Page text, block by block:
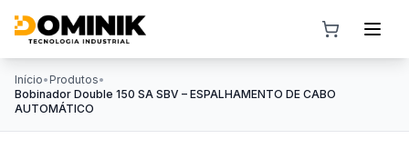
Início• Produtos•
Bobinador Double 150 SA SBV – ESPALHAMENTO DE CABO
AUTOMÁTICO